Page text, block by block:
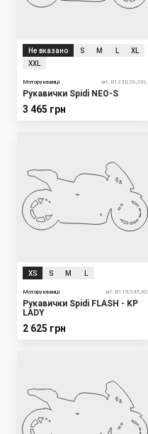
Не вказано S M
XL
XXL
Моторукавиці art. B123,026,3XL
Рукавички Spidi NEO-S
3 465 грн
XS S M
Моторукавиці art. B119,545,XS
Рукавички Spidi FLASH - KP
LADY
2 625 грн